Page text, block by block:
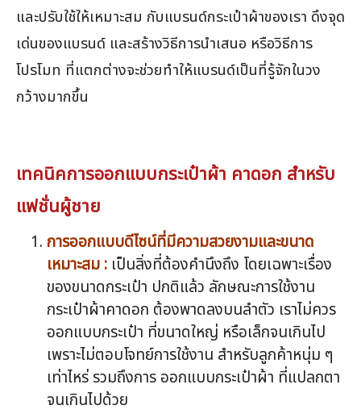
และปรับใช้ให้เหมาะสม กับแบรนด์กระเป๋าผ้าของเรา ดึงจุด
เด่นของแบรนด์ และสร้างวิธีการนำเสนอ หรือวิธีการ
โปรโมท ที่แตกต่างจะช่วยทำให้แบรนด์เป็นที่รู้จักในวง
กว้างมากขึ้น
เทคนิคการออกแบบกระเป๋าผ้า คาดอก สำหรับ
แฟชั่นผู้ชาย
การออกแบบดีไซน์ที่มีความสวยงามและขนาด
เหมาะสม : เป็นสิ่งที่ต้องคำนึงถึง โดยเฉพาะเรื่อง
ของขนาดกระเป๋า ปกติแล้ว ลักษณะการใช้งาน
กระเป๋าผ้าคาดอก ต้องพาดลงบนลำตัว เราไม่ควร
ออกแบบกระเป๋า ที่ขนาดใหญ่ หรือเล็กจนเกินไป
เพราะไม่ตอบโจทย์การใช้งาน สำหรับลูกค้าหนุ่ม ๆ
เท่าไหร่ รวมถึงการ ออกแบบกระเป๋าผ้า ที่แปลกตา
จนเกินไปด้วย